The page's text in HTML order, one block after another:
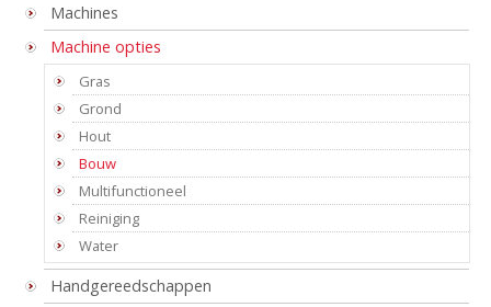
Machines
Machine opties
Gras
Grond
Hout
Bouw
Multifunctioneel
Reiniging
Water
Handgereedschappen